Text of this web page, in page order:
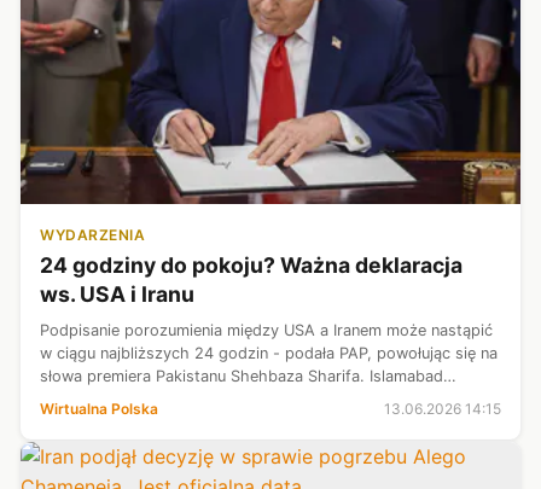
WYDARZENIA
24 godziny do pokoju? Ważna deklaracja
ws. USA i Iranu
Podpisanie porozumienia między USA a Iranem może nastąpić
w ciągu najbliższych 24 godzin - podała PAP, powołując się na
słowa premiera Pakistanu Shehbaza Sharifa. Islamabad
zapowiada szybkie zawarcie umowy w formie elektronicznej i
Wirtualna Polska 13.06.2026 14:15